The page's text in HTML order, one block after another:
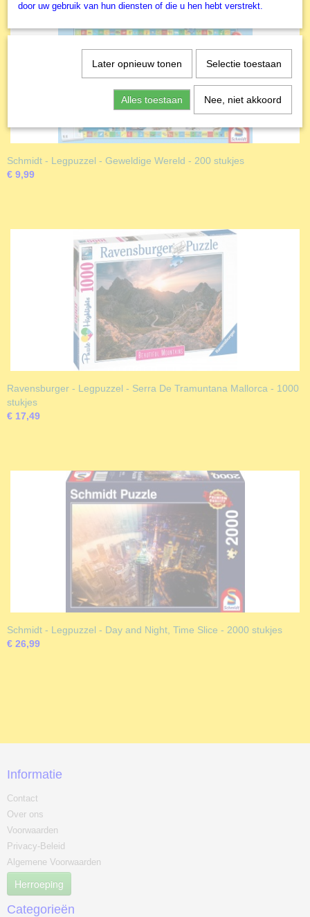
Schmidt - Legpuzzel - Geweldige Wereld - 200 stukjes
€ 9,99
Ravensburger - Legpuzzel - Serra De Tramuntana Mallorca - 1000
stukjes
€ 17,49
Schmidt - Legpuzzel - Day and Night, Time Slice - 2000 stukjes
€ 26,99
Informatie
Contact
Over ons
Voorwaarden
Privacy-Beleid
Algemene Voorwaarden
Herroeping
Categorieën
door uw gebruik van hun diensten of die u hen hebt verstrekt.
Later opnieuw tonen Selectie toestaan
Alles toestaan Nee, niet akkoord